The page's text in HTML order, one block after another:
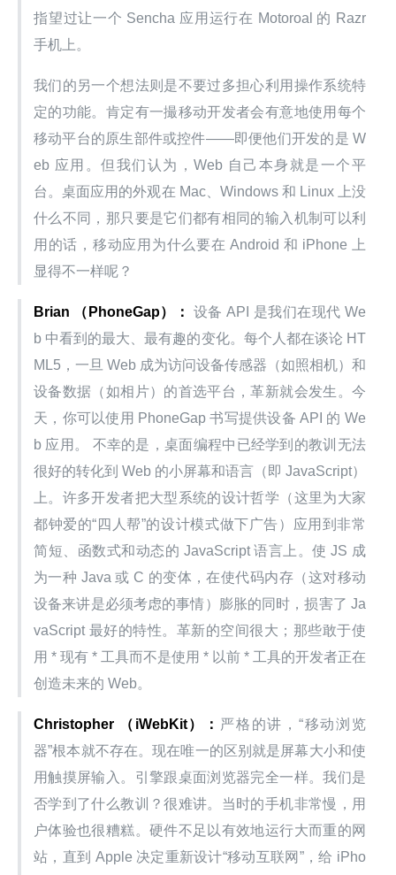
指望过让一个 Sencha 应用运行在 Motoroal 的 Razr
手机上。
我们的另一个想法则是不要过多担心利用操作系统特
定的功能。肯定有一撮移动开发者会有意地使用每个
移动平台的原生部件或控件——即便他们开发的是 W
eb 应用。但我们认为，Web 自己本身就是一个平
台。桌面应用的外观在 Mac、Windows 和 Linux 上没
什么不同，那只要是它们都有相同的输入机制可以利
用的话，移动应用为什么要在 Android 和 iPhone 上
显得不一样呢？
Brian （PhoneGap）：
设备 API 是我们在现代 We
b 中看到的最大、最有趣的变化。每个人都在谈论 HT
ML5，一旦 Web 成为访问设备传感器（如照相机）和
设备数据（如相片）的首选平台，革新就会发生。今
天，你可以使用 PhoneGap 书写提供设备 API 的 We
b 应用。 不幸的是，桌面编程中已经学到的教训无法
很好的转化到 Web 的小屏幕和语言（即 JavaScript）
上。许多开发者把大型系统的设计哲学（这里为大家
都钟爱的“四人帮”的设计模式做下广告）应用到非常
简短、函数式和动态的 JavaScript 语言上。使 JS 成
为一种 Java 或 C 的变体，在使代码内存（这对移动
设备来讲是必须考虑的事情）膨胀的同时，损害了 Ja
vaScript 最好的特性。革新的空间很大；那些敢于使
用 * 现有 * 工具而不是使用 * 以前 * 工具的开发者正在
创造未来的 Web。
Christopher （iWebKit）： 严格的讲，“移动浏览
器”根本就不存在。现在唯一的区别就是屏幕大小和使
用触摸屏输入。引擎跟桌面浏览器完全一样。我们是
否学到了什么教训？很难讲。当时的手机非常慢，用
户体验也很糟糕。硬件不足以有效地运行大而重的网
站，直到 Apple 决定重新设计“移动互联网”，给 iPho